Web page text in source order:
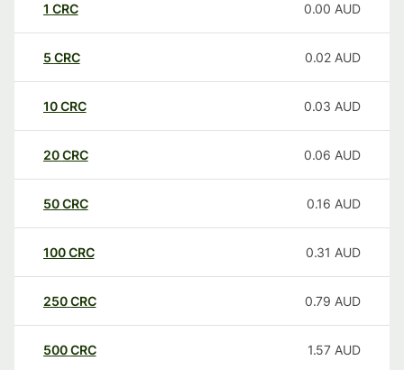
1 CRC 0.00 AUD
5 CRC 0.02 AUD
10CRC 0.03 AUD
20CRC 0.06 AUD
50CRC 0.16 AUD
100CRC 0.31 AUD
250CRC 0.79 AUD
500CRC 1.57 AUD